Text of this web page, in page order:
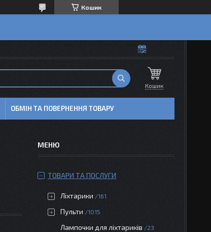
Кошик
Кошик
ОБМІН ТА ПОВЕРНЕННЯ ТОВАРУ
ТОВАРИ ТА ПОСЛУГИ
Ліхтарики 161
Пульти 1015
Лампочки для ліхтариків 23